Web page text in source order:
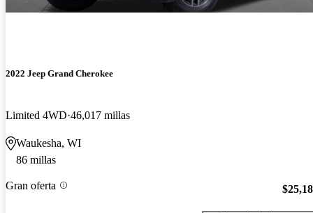
2022 Jeep Grand Cherokee
Limited 4WD 46,017 millas
Waukesha, WI
86 millas
Gran oferta